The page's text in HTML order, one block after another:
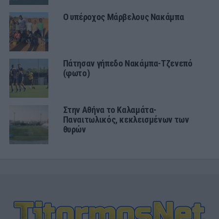
Ο υπέροχος Μάρβελους Νακάμπα
Πάτησαν γήπεδο Νακάμπα-Τζενεπό
(φωτο)
Στην Αθήνα το Καλαμάτα-
Παναιτωλικός, κεκλεισμένων των
θυρών